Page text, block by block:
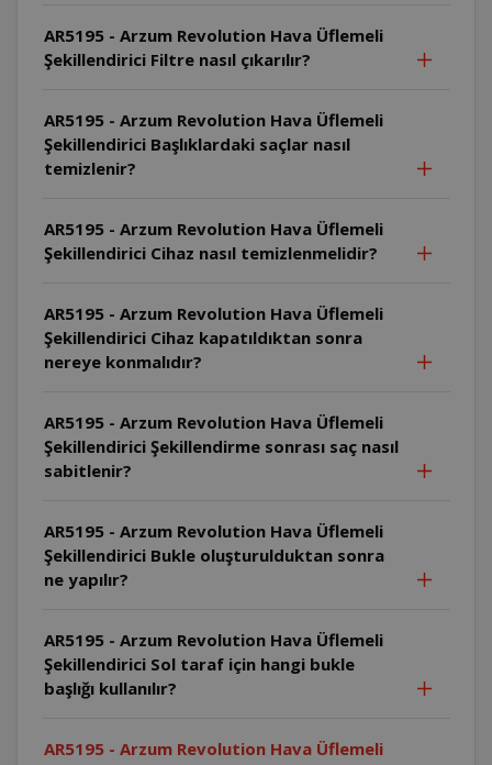
AR5195 - Arzum Revolution Hava Üflemeli
Şekillendirici Filtre nasıl çıkarılır?
AR5195 - Arzum Revolution Hava Üflemeli
Şekillendirici Başlıklardaki saçlar nasıl
temizlenir?
AR5195 - Arzum Revolution Hava Üflemeli
Şekillendirici Cihaz nasıl temizlenmelidir?
AR5195 - Arzum Revolution Hava Üflemeli
Şekillendirici Cihaz kapatıldıktan sonra
nereye konmalıdır?
AR5195 - Arzum Revolution Hava Üflemeli
Şekillendirici Şekillendirme sonrası saç nasıl
sabitlenir?
AR5195 - Arzum Revolution Hava Üflemeli
Şekillendirici Bukle oluşturulduktan sonra
ne yapılır?
AR5195 - Arzum Revolution Hava Üflemeli
Şekillendirici Sol taraf için hangi bukle
başlığı kullanılır?
AR5195 - Arzum Revolution Hava Üflemeli